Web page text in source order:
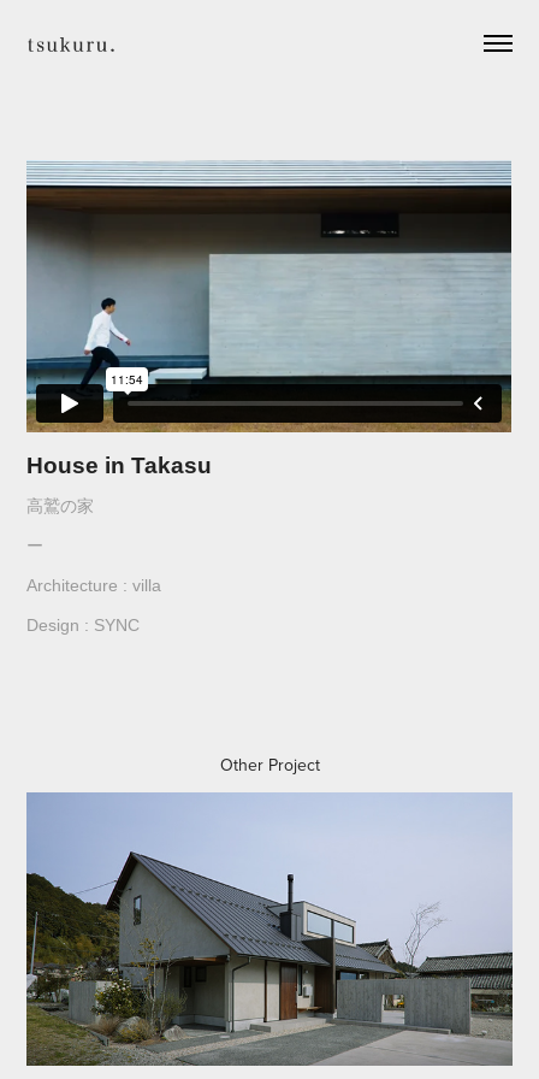
House in Takasu
高鷲の家
ー
Architecture : villa
Design : SYNC
Other Project